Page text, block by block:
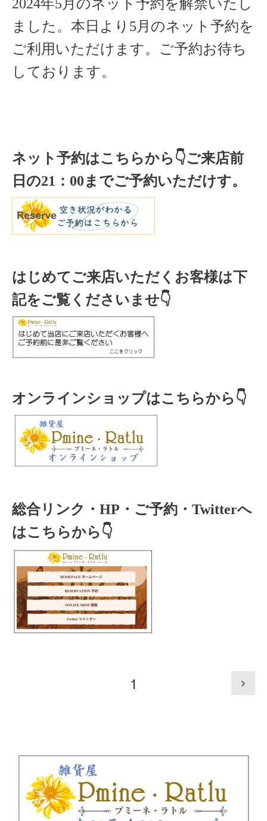
2024年5月のネット予約を解禁いたし
ました。本日より5月のネット予約を
ご利用いただけます。 ご予約お待ち
しております。
ネット予約はこちらから👇ご来店前
日の21 ： 00までご予約いただけす。
はじめてご来店いただくお客様は下
記をご覧くださいませ👇
オンラインショップはこちらから👇
総合リンク・HP・ご予約・Twitterへ
はこちらから👇
1